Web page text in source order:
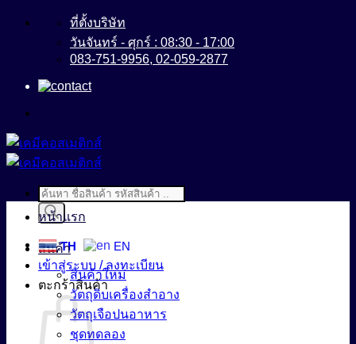
ข้าม
เนื้อหา
ที่ตั้งบริษัท
วันจันทร์ - ศุกร์ : 08:30 - 17:00
083-751-9956, 02-059-2877
Products
search
TH
EN
เข้าสู่ระบบ / ลงทะเบียน
ตะกร้าสินค้า
หน้าแรก
สินค้า
สินค้าใหม่
วัตถุดิบเครื่องสำอาง
วัตถุเจือปนอาหาร
ชุดทดลอง